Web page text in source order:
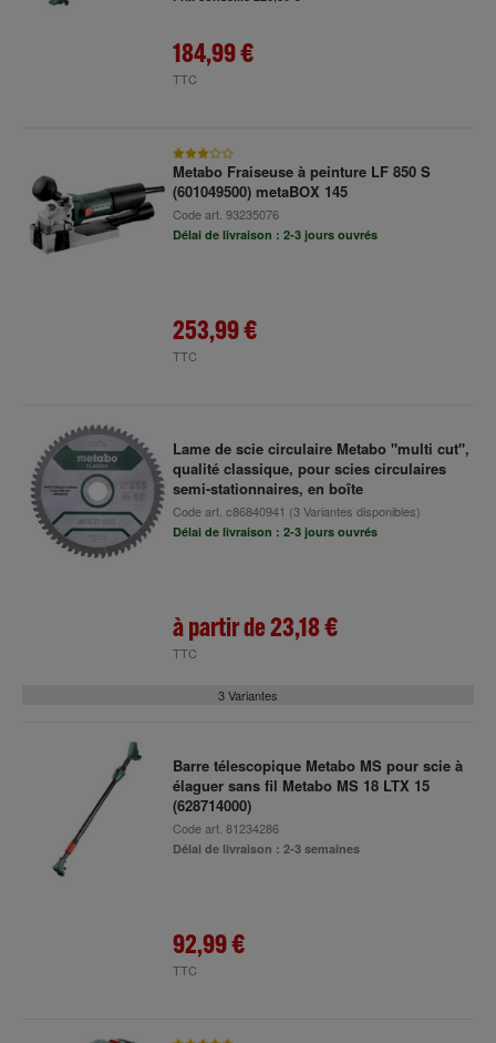
184,99 €
TTC
Metabo Fraiseuse à peinture LF 850 S
(601049500) metaBOX 145
Code art. 93235076
Délai de livraison : 2-3 jours ouvrés
253,99 €
TTC
Lame de scie circulaire Metabo "multi cut",
qualité classique, pour scies circulaires
semi-stationnaires, en boîte
Code art. c86840941 (3 Variantes disponibles)
Délai de livraison : 2-3 jours ouvrés
à partir de23,18 €
TTC
3 Variantes
Barre télescopique Metabo MS pour scie à
élaguer sans fil Metabo MS 18 LTX 15
(628714000)
Code art. 81234286
Délai de livraison : 2-3 semaines
92,99 €
TTC